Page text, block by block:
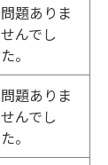
問題ありま
せんでし
た。
問題ありま
せんでし
た。